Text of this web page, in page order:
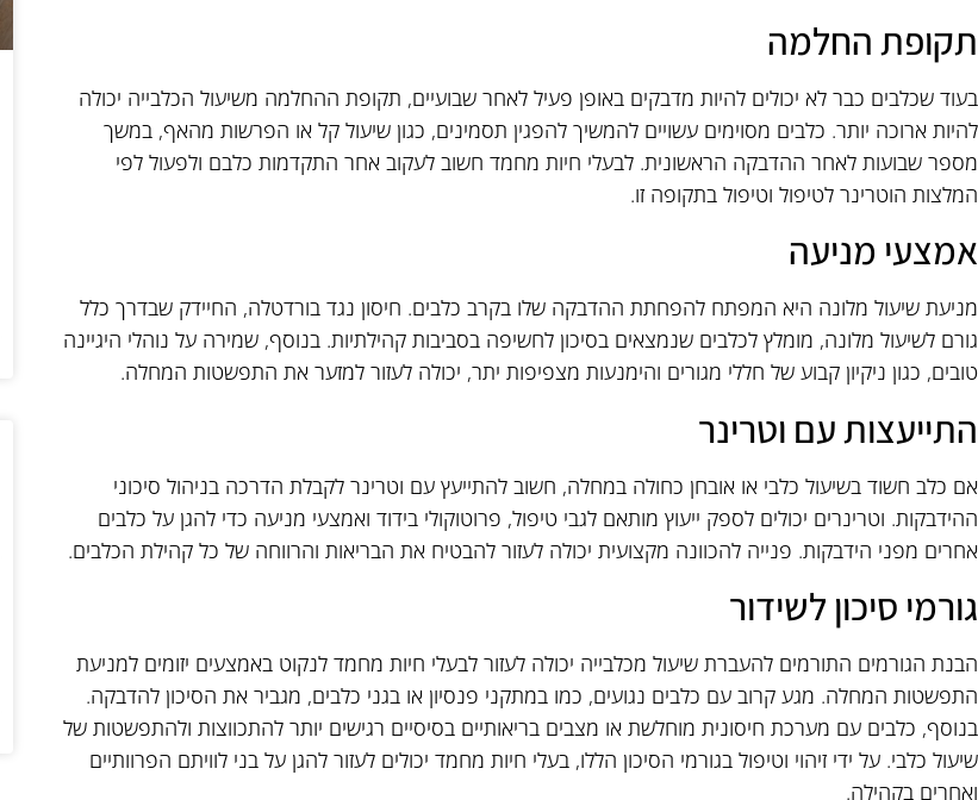
תקופת החלמה
בעוד שכלבים כבר לא יכולים להיות מדבקים באופן פעיל לאחר שבועיים, תקופת ההחלמה משיעול הכלבייה יכולה
להיות ארוכה יותר. כלבים מסוימים עשויים להמשיך להפגין תסמינים, כגון שיעול קל או הפרשות מהאף, במשך
מספר שבועות לאחר ההדבקה הראשונית. לבעלי חיות מחמד חשוב לעקוב אחר התקדמות כלבם ולפעול לפי
המלצות הוטרינר לטיפול וטיפול בתקופה זו.
אמצעי מניעה
מניעת שיעול מלונה היא המפתח להפחתת ההדבקה שלו בקרב כלבים. חיסון נגד בורדטלה, החיידק שבדרך כלל
גורם לשיעול מלונה, מומלץ לכלבים שנמצאים בסיכון לחשיפה בסביבות קהילתיות. בנוסף, שמירה על נוהלי היגיינה
טובים, כגון ניקיון קבוע של חללי מגורים והימנעות מצפיפות יתר, יכולה לעזור למזער את התפשטות המחלה.
התייעצות עם וטרינר
אם כלב חשוד בשיעול כלבי או אובחן כחולה במחלה, חשוב להתייעץ עם וטרינר לקבלת הדרכה בניהול סיכוני
ההידבקות. וטרינרים יכולים לספק ייעוץ מותאם לגבי טיפול, פרוטוקולי בידוד ואמצעי מניעה כדי להגן על כלבים
אחרים מפני הידבקות. פנייה להכוונה מקצועית יכולה לעזור להבטיח את הבריאות והרווחה של כל קהילת הכלבים.
גורמי סיכון לשידור
הבנת הגורמים התורמים להעברת שיעול מכלבייה יכולה לעזור לבעלי חיות מחמד לנקוט באמצעים יזומים למניעת
התפשטות המחלה. מגע קרוב עם כלבים נגועים, כמו במתקני פנסיון או בגני כלבים, מגביר את הסיכון להדבקה.
בנוסף, כלבים עם מערכת חיסונית מוחלשת או מצבים בריאותיים בסיסיים רגישים יותר להתכווצות ולהתפשטות של
שיעול כלבי. על ידי זיהוי וטיפול בגורמי הסיכון הללו, בעלי חיות מחמד יכולים לעזור להגן על בני לוויתם הפרוותיים
ואחרים בקהילה.